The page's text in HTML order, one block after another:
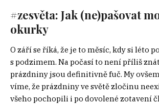
#zesvěta: Jak (ne)pašovat
okurky
O září se říká, že je to měsíc, kdy si léto
s podzimem. Na počasí to není příliš
prázdniny jsou definitivně fuč. My
víme, že prázdniny ve světě zločinu
všeho pochopili i po dovolené zotavení